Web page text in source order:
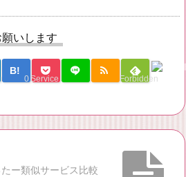
いします
B!
0 Service Una Forbidden
ー類似サービス比較